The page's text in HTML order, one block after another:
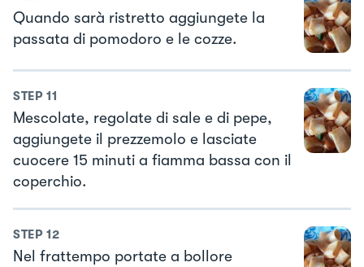
Quando sarà ristretto aggiungete la
passata di pomodoro e le cozze.
STEP 11
Mescolate, regolate di sale e di pepe,
aggiungete il prezzemolo e lasciate
cuocere 15 minuti a fiamma bassa con il
coperchio.
STEP 12
Nel frattempo portate a bollore